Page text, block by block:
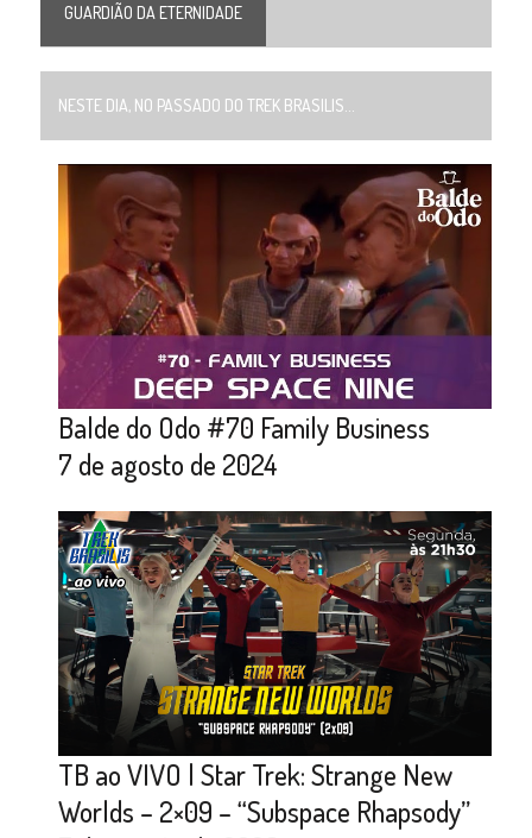
GUARDIÃO DA ETERNIDADE
NESTE DIA, NO PASSADO DO TREK BRASILIS...
Balde do Odo #70 Family Business
7 de agosto de 2024
TB ao VIVO | Star Trek: Strange New
Worlds – 2×09 – “Subspace Rhapsody”